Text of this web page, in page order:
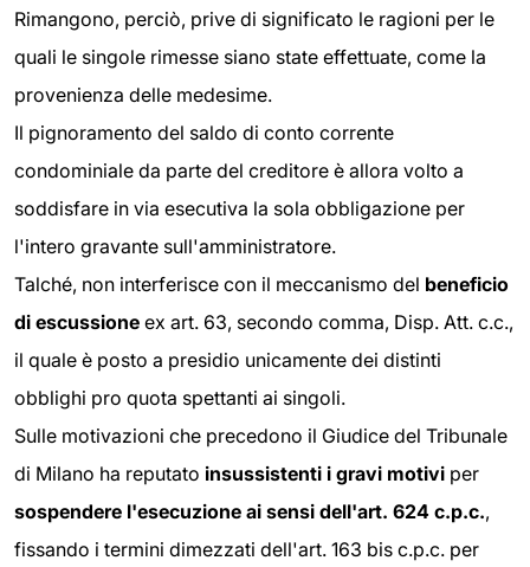
Rimangono, perciò, prive di significato le ragioni per le
quali le singole rimesse siano state effettuate, come la
provenienza delle medesime.
Il pignoramento del saldo di conto corrente
condominiale da parte del creditore è allora volto a
soddisfare in via esecutiva la sola obbligazione per
l'intero gravante sull'amministratore.
Talché, non interferisce con il meccanismo del beneficio
di escussione ex art. 63, secondo comma, Disp. Att. c.c.,
il quale è posto a presidio unicamente dei distinti
obblighi pro quota spettanti ai singoli.
Sulle motivazioni che precedono il Giudice del Tribunale
di Milano ha reputato insussistenti i gravi motivi per
sospendere l'esecuzione ai sensi dell'art. 624 c.p.c.,
fissando i termini dimezzati dell'art. 163 bis c.p.c. per